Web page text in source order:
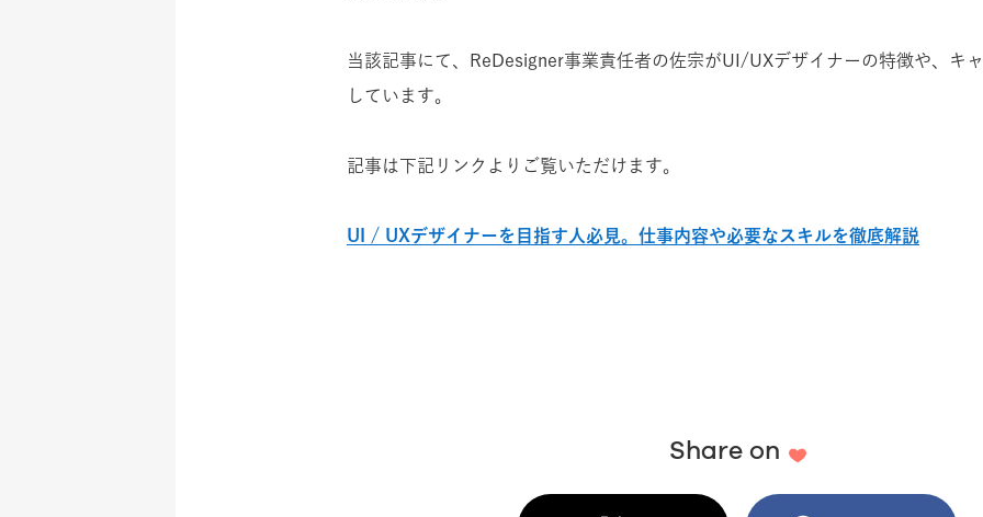
当該記事にて、ReDesigner事業責任者の佐宗がUI/UXデザイナーの特徴や、キ
しています。
記事は下記リンクよりご覧いただけます。
UI / UXデザイナーを目指す人必見。仕事内容や必要なスキルを徹底解説
Share on